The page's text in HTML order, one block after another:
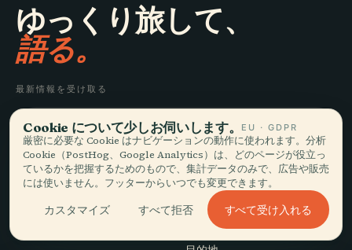
ゆっくり旅して、
語る。
最新情報を受け取る
登録
Cookie について少しお伺いします。 EU · GDPR
厳密に必要な Cookie はナビゲーションの動作に使われます。分析
Cookie（PostHog、Google Analytics）は、どのページが役立っ
ているかを把握するためのもので、集計データのみで、広告や販売
には使いません。フッターからいつでも変更できます。
カスタマイズ すべて拒否 すべて受け入れる